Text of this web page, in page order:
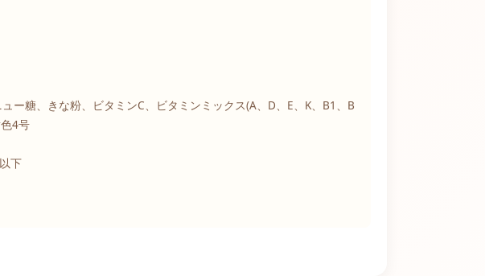
ー糖、きな粉、ビタミンC、ビタミンミックス(A、D、E、K、B1、B
4号
下